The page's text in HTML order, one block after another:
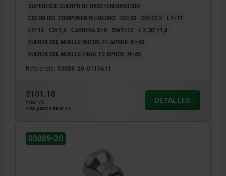
SUPERFICIE CUERPO DE BASE=ENDURECIDO
COLOR DEL COMPONENTE=NEGRO
D2=33 D3=22,3
L1=11
L2=14
L3=1,5 CARRERA S=6 SW1=12
F X 30°=1,8
FUERZA DEL MUELLE INICIAL F1 APROX. N=40
FUERZA DEL MUELLE FINAL F2 APROX. N=45
Referencia: 03089-20-0110611
$101.18
más IVA.
más gastos de envío
DETALLES
03089-20